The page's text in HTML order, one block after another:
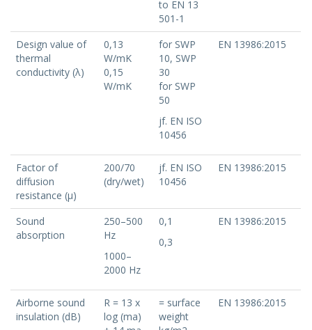
to EN 13
501-1
Design value of
thermal
conductivity (λ)
0,13
W/mK
0,15
W/mK
for SWP
10, SWP
30
for SWP
50
jf. EN ISO
10456
EN 13986:2015
Factor of
diffusion
resistance (μ)
200/70
(dry/wet)
jf. EN ISO
10456
EN 13986:2015
Sound
absorption
250–500
Hz
1000–
2000 Hz
0,1
0,3
EN 13986:2015
Airborne sound
insulation (dB)
R = 13 x
log (ma)
= surface
weight
EN 13986:2015